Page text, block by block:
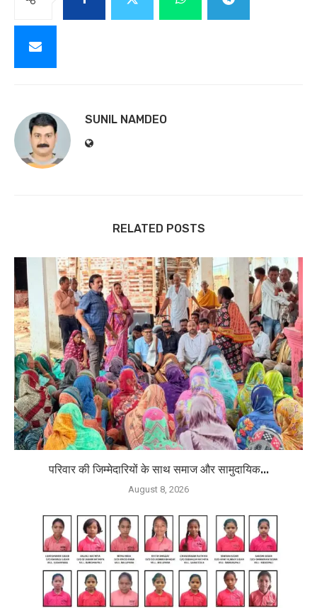
SUNIL NAMDEO
RELATED POSTS
परिवार की जिम्मेदारियों के साथ समाज और सामुदायिक...
August 8, 2026